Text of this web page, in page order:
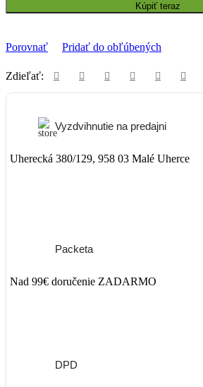
Kúpiť teraz
Porovnať Pridať do obľúbených
Zdieľať:
Vyzdvihnutie na predajni
Uherecká 380/129, 958 03 Malé Uherce
Packeta
Nad 99€ doručenie ZADARMO
DPD